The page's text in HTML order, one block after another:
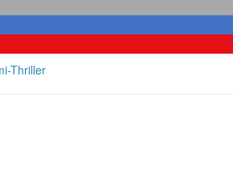
Thriller